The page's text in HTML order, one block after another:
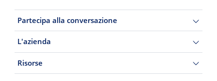
Partecipa alla conversazione
L'azienda
Risorse